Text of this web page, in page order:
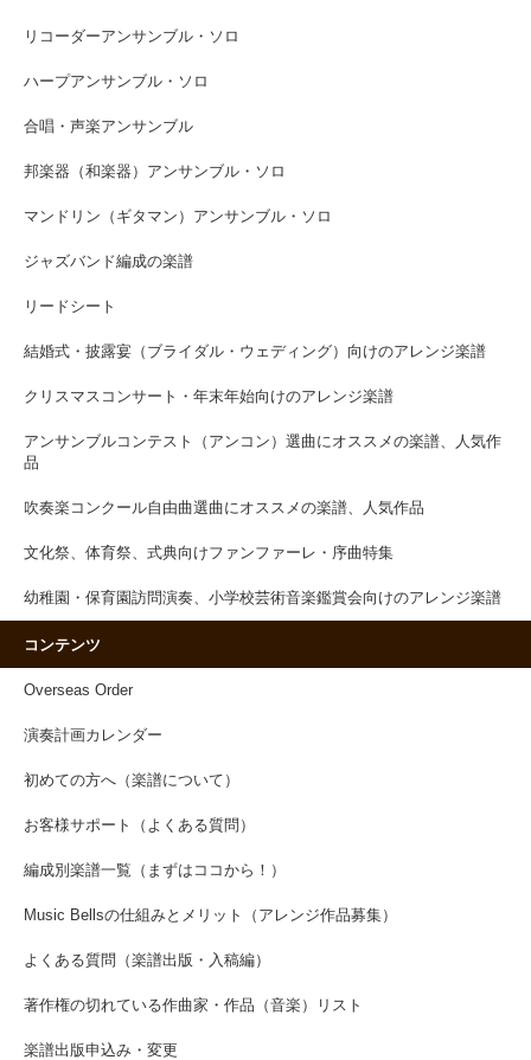
リコーダーアンサンブル・ソロ
ハープアンサンブル・ソロ
合唱・声楽アンサンブル
邦楽器（和楽器）アンサンブル・ソロ
マンドリン（ギタマン）アンサンブル・ソロ
ジャズバンド編成の楽譜
リードシート
結婚式・披露宴（ブライダル・ウェディング）向けのアレンジ楽譜
クリスマスコンサート・年末年始向けのアレンジ楽譜
アンサンブルコンテスト（アンコン）選曲にオススメの楽譜、人気作
品
吹奏楽コンクール自由曲選曲にオススメの楽譜、人気作品
文化祭、体育祭、式典向けファンファーレ・序曲特集
幼稚園・保育園訪問演奏、小学校芸術音楽鑑賞会向けのアレンジ楽譜
コンテンツ
Overseas Order
演奏計画カレンダー
初めての方へ（楽譜について）
お客様サポート（よくある質問）
編成別楽譜一覧（まずはココから！）
Music Bellsの仕組みとメリット（アレンジ作品募集）
よくある質問（楽譜出版・入稿編）
著作権の切れている作曲家・作品（音楽）リスト
楽譜出版申込み・変更